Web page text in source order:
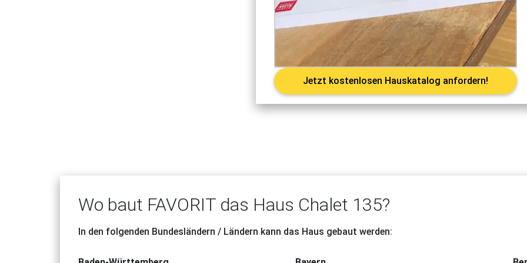
Jetzt kostenlosen Hauskatalog anfordern!
Wo baut FAVORIT das Haus Chalet 135?
In den folgenden Bundesländern / Ländern kann das Haus gebaut werden: